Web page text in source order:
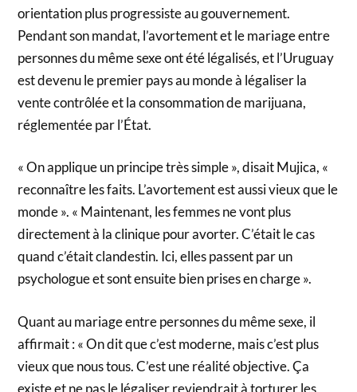
orientation plus progressiste au gouvernement.
Pendant son mandat, l’avortement et le mariage entre
personnes du même sexe ont été légalisés, et l’Uruguay
est devenu le premier pays au monde à légaliser la
vente contrôlée et la consommation de marijuana,
réglementée par l’État.
« On applique un principe très simple », disait Mujica, «
reconnaître les faits. L’avortement est aussi vieux que le
monde ». « Maintenant, les femmes ne vont plus
directement à la clinique pour avorter. C’était le cas
quand c’était clandestin. Ici, elles passent par un
psychologue et sont ensuite bien prises en charge ».
Quant au mariage entre personnes du même sexe, il
affirmait : « On dit que c’est moderne, mais c’est plus
vieux que nous tous. C’est une réalité objective. Ça
existe et ne pas le légaliser reviendrait à torturer les